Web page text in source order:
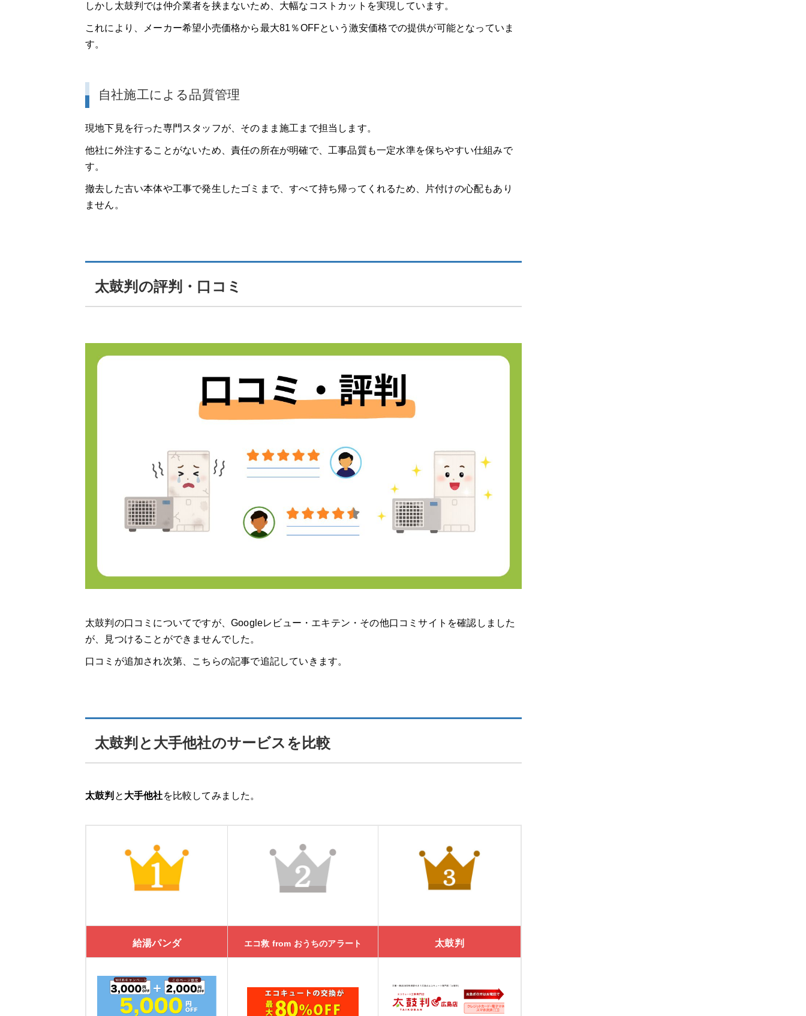
しかし太鼓判では仲介業者を挟まないため、大幅なコストカットを実現しています。
これにより、メーカー希望小売価格から最大81％OFFという激安価格での提供が可能となっていま
す。
自社施工による品質管理
現地下見を行った専門スタッフが、そのまま施工まで担当します。
他社に外注することがないため、責任の所在が明確で、工事品質も一定水準を保ちやすい仕組みで
す。
撤去した古い本体や工事で発生したゴミまで、すべて持ち帰ってくれるため、片付けの心配もあり
ません。
太鼓判の評判・口コミ
太鼓判の口コミについてですが、Googleレビュー・エキテン・その他口コミサイトを確認しました
が、見つけることができませんでした。
口コミが追加され次第、こちらの記事で追記していきます。
太鼓判と大手他社のサービスを比較
太鼓判 と 大手他社を比較してみました。
給湯パンダ エコ救 from おうちのアラート 太鼓判